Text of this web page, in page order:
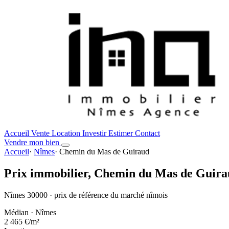
Accueil Vente Location InvestirEstimerContact
Vendre mon bien
Accueil· Nîmes· Chemin du Mas de Guiraud
Prix immobilier, Chemin du Mas de
Nîmes 30000 · prix de référence du marché nîmois
Médian · Nîmes
2 465 €/m²